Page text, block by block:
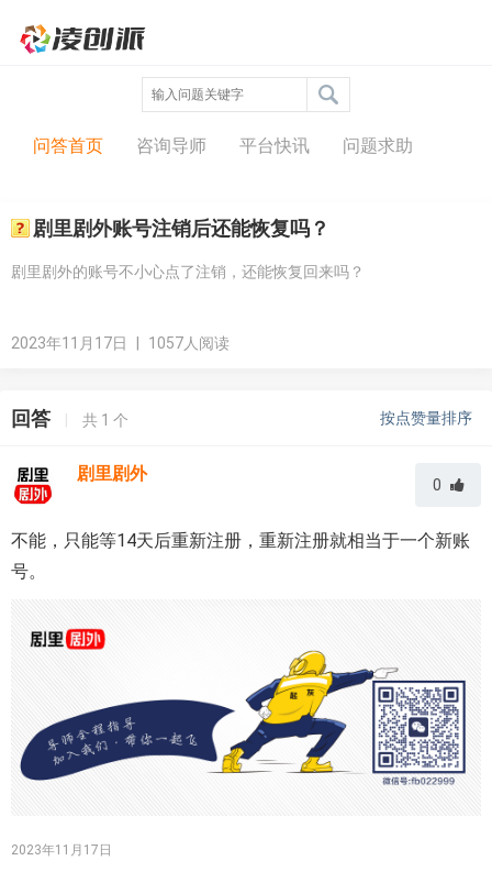
问答中心
问答首页 咨询导师 平台快讯 问题求助
剧里剧外账号注销后还能恢复吗？
剧里剧外的账号不小心点了注销，还能恢复回来吗？
2023年11月17日 1057人阅读
回答 | 共 1 个 按点赞量排序
剧里剧外
0
不能，只能等14天后重新注册，重新注册就相当于一个新账
号。
2023年11月17日